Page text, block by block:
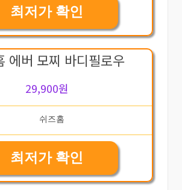
최저가 확인
에버 모찌 바디필로우
29,900원
최저가 확인